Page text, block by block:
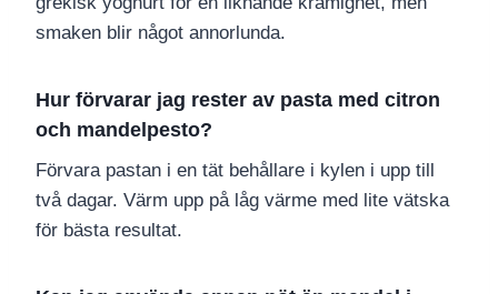
smaken blir något annorlunda.
Hur förvarar jag rester av pasta med citron
och mandelpesto?
Förvara pastan i en tät behållare i kylen i upp till
två dagar. Värm upp på låg värme med lite vätska
för bästa resultat.